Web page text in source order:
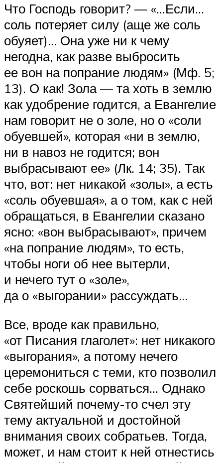
Что Господь говорит? — «…Если…
соль потеряет силу (аще же соль
обуяет)… Она уже ни к чему
негодна, как разве выбросить
ее вон на попрание людям» (Мф. 5;
13). О как! Зола — та хоть в землю
как удобрение годится, а Евангелие
нам говорит не о золе, но о «соли
обуевшей», которая «ни в землю,
ни в навоз не годится; вон
выбрасывают ее» (Лк. 14; 35). Так
что, вот: нет никакой «золы», а есть
«соль обуевшая», а о том, как с ней
обращаться, в Евангелии сказано
ясно: «вон выбрасывают», причем
«на попрание людям», то есть,
чтобы ноги об нее вытерли,
и нечего тут о «золе»,
да о «выгорании» рассуждать…
Все, вроде как правильно,
«от Писания глаголет»: нет никакого
«выгорания», а потому нечего
церемониться с теми, кто позволил
себе роскошь сорваться… Однако
Святейший почему-то счел эту
тему актуальной и достойной
внимания своих собратьев. Тогда,
может, и нам стоит к ней отнестись